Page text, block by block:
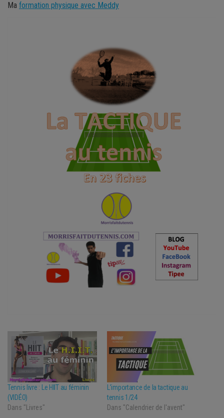
Ma formation physique avec Meddy
Tennis livre : Le HIIT au féminin
(VIDÉO)
Dans "Livres"
L’importance de la tactique au
tennis 1/24
Dans "Calendrier de l'avent"